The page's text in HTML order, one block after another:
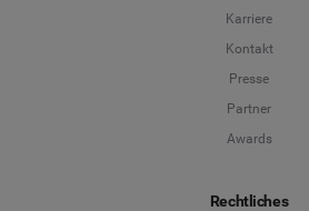
Karriere
Kontakt
Presse
Partner
Awards
Rechtliches